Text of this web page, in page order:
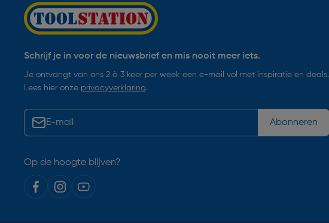
Schrijf je in voor de nieuwsbrief en mis nooit meer iets.
Je ontvangt van ons 2 à 3 keer per week een e-mail vol met inspiratie en deals.
Lees hier onze privacyverklaring.
Abonneren
Op de hoogte blijven?